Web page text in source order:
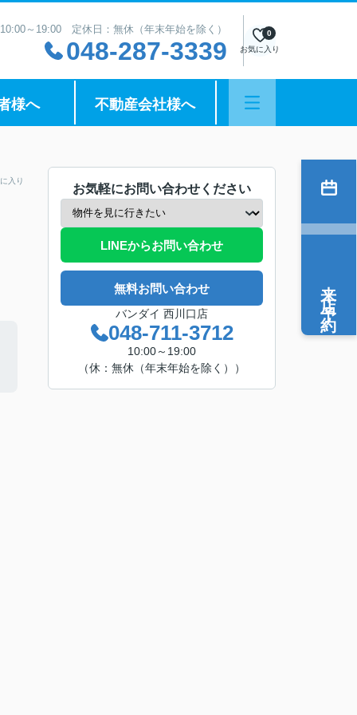
～19:00 定休日：無休（年末年始を除く）
048-287-3339 お気に入り
0
様へ 不動産会社様へ
入り
お気軽にお問い合わせください
LINEからお問い合わせ
無料お問い合わせ
バンダイ 西川口店
048-711-3712
10:00～19:00
（休：無休（年末年始を除く））
来店予約